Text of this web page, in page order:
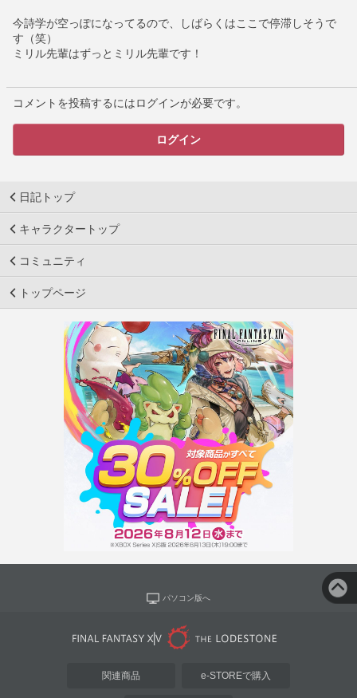
今詩学が空っぽになってるので、しばらくはここで停滞しそうで
す（笑）
ミリル先輩はずっとミリル先輩です！
コメントを投稿するにはログインが必要です。
ログイン
日記トップ
キャラクタートップ
コミュニティ
トップページ
パソコン版へ
関連商品 e-STOREで購入